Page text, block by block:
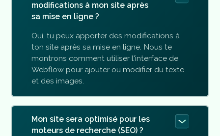
modifications à mon site après
sa mise en ligne ?
Oui, tu peux apporter des modifications à
ton site après sa mise en ligne. Nous te
montrons comment utiliser l'interface de
Webflow pour ajouter ou modifier du texte
et des images.
Mon site sera optimisé pour les
moteurs de recherche (SEO) ?